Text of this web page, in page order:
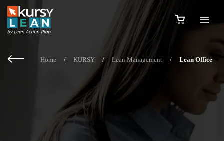
Home / KURSY / Lean Management / Lean Office